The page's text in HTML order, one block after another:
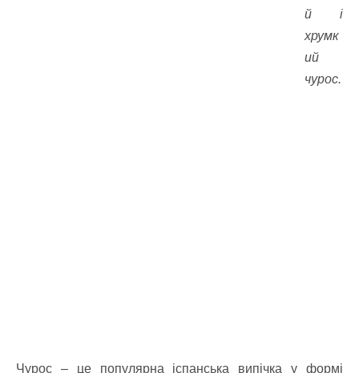
й і
хрумк
ий
чурос.
Чурос – це популярна іспанська випічка у формі